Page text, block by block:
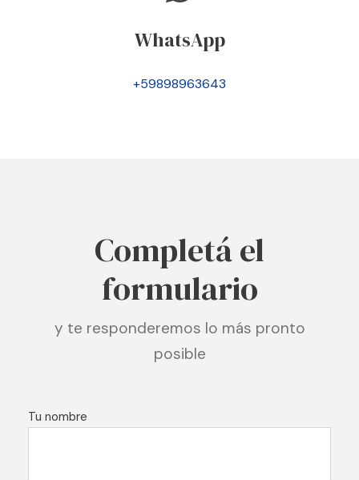
WhatsApp
+59898963643
Completá el
formulario
y te responderemos lo más pronto
posible
Tu nombre